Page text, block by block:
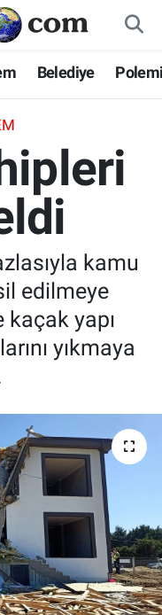
Belediye
kamu
edilmeye
kaçak yapı
yıkmaya